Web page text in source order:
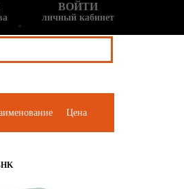
ВОЙТИ
личный кабинет
Цена